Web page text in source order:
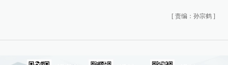
[ 责编：孙宗鹤 ]